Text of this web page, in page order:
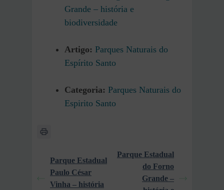
Grande – história e
biodiversidade
Artigo: Parques Naturais do
Espírito Santo
Categoria: Parques Naturais do
Espirito Santo
Parque Estadual
Paulo César
Vinha – história
Parque Estadual
do Forno
Grande –